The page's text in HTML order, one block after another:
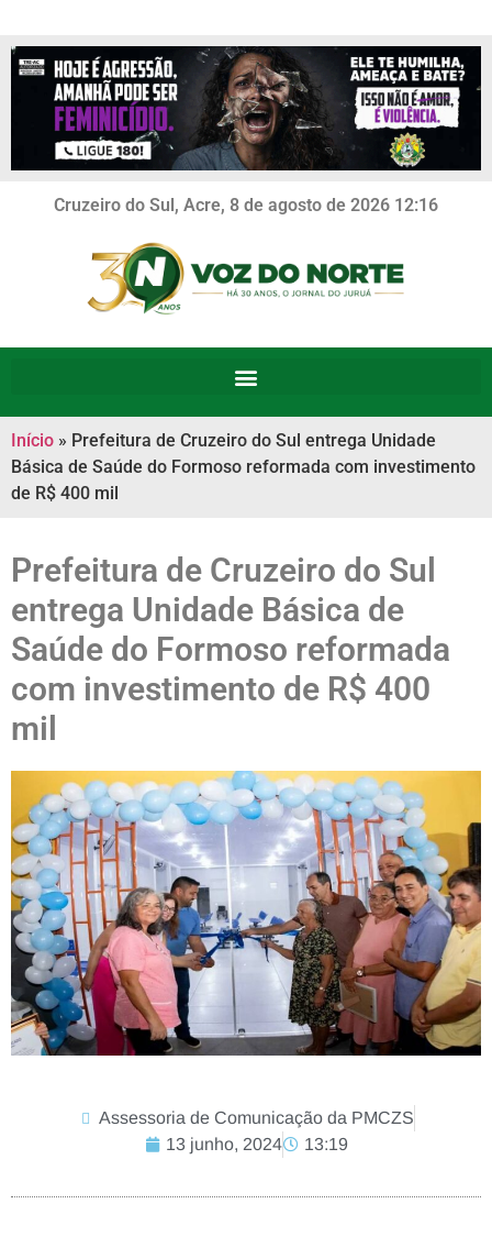
Cruzeiro do Sul, Acre, 8 de agosto de 2026 12:16
Início » Prefeitura de Cruzeiro do Sul entrega Unidade
Básica de Saúde do Formoso reformada com investimento
de R$ 400 mil
Prefeitura de Cruzeiro do Sul
entrega Unidade Básica de
Saúde do Formoso reformada
com investimento de R$ 400
mil
Assessoria de Comunicação da PMCZS
13 junho, 2024
13:19